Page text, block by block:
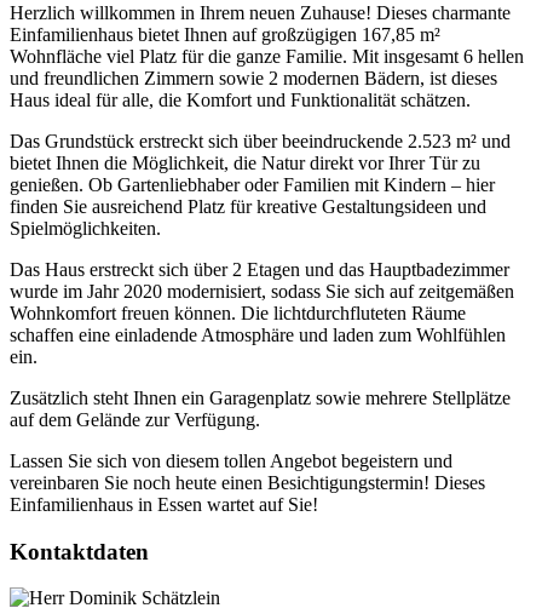
Herzlich willkommen in Ihrem neuen Zuhause! Dieses charmante
Einfamilienhaus bietet Ihnen auf großzügigen 167,85 m²
Wohnfläche viel Platz für die ganze Familie. Mit insgesamt 6 hellen
und freundlichen Zimmern sowie 2 modernen Bädern, ist dieses
Haus ideal für alle, die Komfort und Funktionalität schätzen.
Das Grundstück erstreckt sich über beeindruckende 2.523 m² und
bietet Ihnen die Möglichkeit, die Natur direkt vor Ihrer Tür zu
genießen. Ob Gartenliebhaber oder Familien mit Kindern – hier
finden Sie ausreichend Platz für kreative Gestaltungsideen und
Spielmöglichkeiten.
Das Haus erstreckt sich über 2 Etagen und das Hauptbadezimmer
wurde im Jahr 2020 modernisiert, sodass Sie sich auf zeitgemäßen
Wohnkomfort freuen können. Die lichtdurchfluteten Räume
schaffen eine einladende Atmosphäre und laden zum Wohlfühlen
ein.
Zusätzlich steht Ihnen ein Garagenplatz sowie mehrere Stellplätze
auf dem Gelände zur Verfügung.
Lassen Sie sich von diesem tollen Angebot begeistern und
vereinbaren Sie noch heute einen Besichtigungstermin! Dieses
Einfamilienhaus in Essen wartet auf Sie!
Kontaktdaten